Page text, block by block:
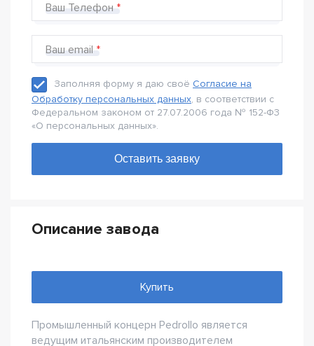
Ваш Телефон
Ваш email
Заполняя форму я даю своё Согласие на
Обработку персональных данных, в соответствии с
Федеральном законом от 27.07.2006 года № 152-Ф3
«О персональных данных».
Описание завода
Купить
Промышленный концерн Pedrollo является
ведущим итальянским производителем